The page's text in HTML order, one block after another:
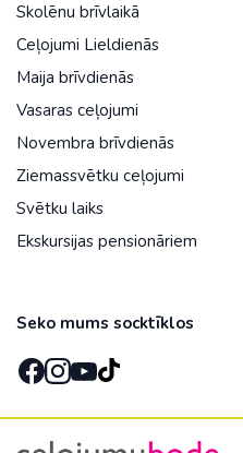
Skolēnu brīvlaikā
Ceļojumi Lieldienās
Maija brīvdienās
Vasaras ceļojumi
Novembra brīvdienās
Ziemassvētku ceļojumi
Svētku laiks
Ekskursijas pensionāriem
Seko mums socktīklos